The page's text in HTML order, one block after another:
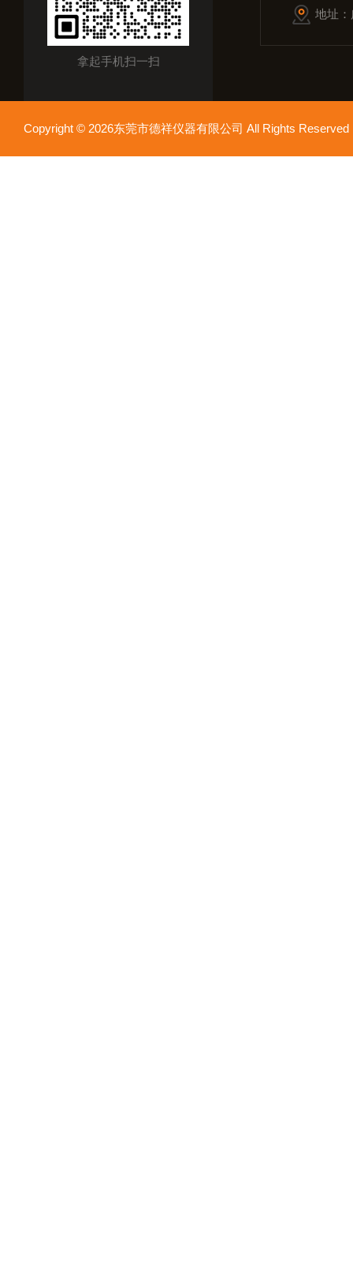
拿起手机扫一扫
地址
Copyright © 2026东莞市德祥仪器有限公司 All Rights